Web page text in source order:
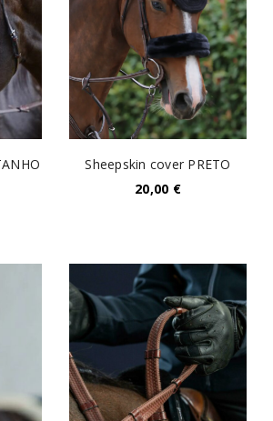
ou email*
Manter sessão
SENHA?
Sheepskin cover PRETO
20,00 €